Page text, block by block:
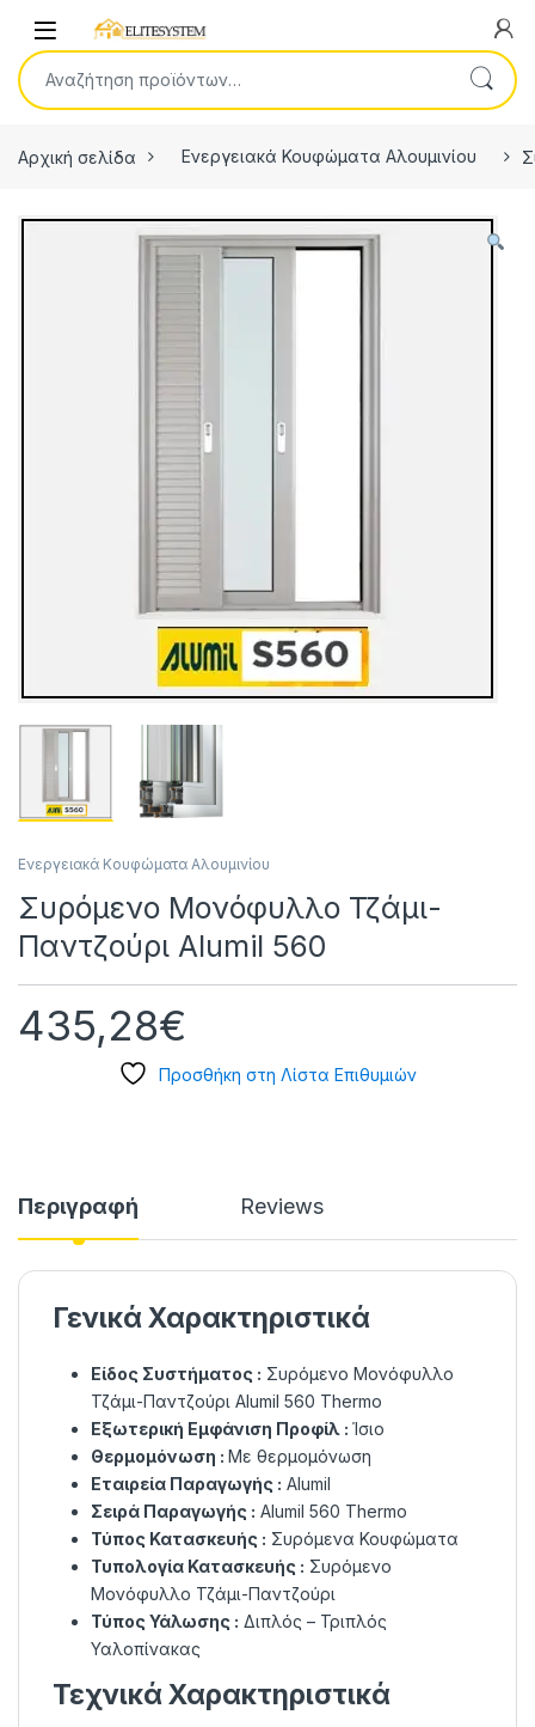
Open
Αναζήτηση για:
Αρχική σελίδα Ενεργειακά Κουφώματα Αλουμινίου
Ενεργειακά Κουφώματα Αλουμινίου
Συρόμενο Μονόφυλλο Τζάμι-
Παντζούρι Alumil 560
435,28€
Προσθήκη στη Λίστα Επιθυμιών
Περιγραφή Reviews
Γενικά Χαρακτηριστικά
Είδος Συστήματος : Συρόμενο Μονόφυλλο
Τζάμι-Παντζούρι Alumil 560 Thermo
Εξωτερική Εμφάνιση Προφίλ : Ίσιο
Θερμομόνωση : Με θερμομόνωση
Εταιρεία Παραγωγής : Alumil
Σειρά Παραγωγής : Alumil 560 Thermo
Τύπος Κατασκευής : Συρόμενα Κουφώματα
Τυπολογία Κατασκευής : Συρόμενο
Μονόφυλλο Τζάμι-Παντζούρι
Τύπος Υάλωσης : Διπλός – Τριπλός
Υαλοπίνακας
Τεχνικά Χαρακτηριστικά